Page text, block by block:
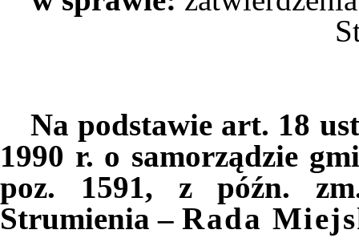
Na podstawie art. 18
1990 r. o samorządzie
poz. 1591, z późn.
Strumienia – Rada